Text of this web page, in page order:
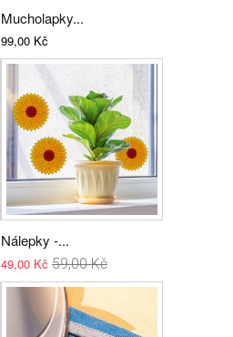
Mucholapky...
99,00 Kč
Nálepky -...
49,00 Kč 59,00 Kč